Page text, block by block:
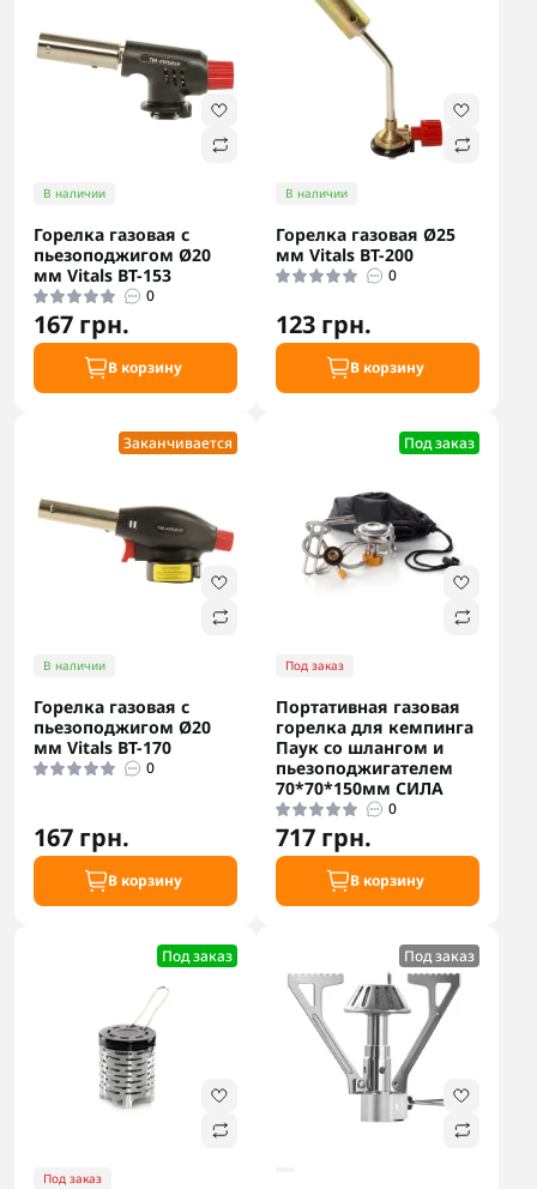
В наличии
Горелка газовая с
пьезоподжигом Ø20
мм Vitals BT-153
0
167 грн.
В корзину
В наличии
Горелка газовая Ø25
мм Vitals BT-200
0
123 грн.
В корзину
Заканчивается
В наличии
Горелка газовая с
пьезоподжигом Ø20
мм Vitals BT-170
0
167 грн.
В корзину
Под заказ
Под заказ
Портативная газовая
горелка для кемпинга
Паук со шлангом и
пьезоподжигателем
70*70*150мм СИЛА
0
717 грн.
В корзину
Под заказ
Под заказ
Под заказ